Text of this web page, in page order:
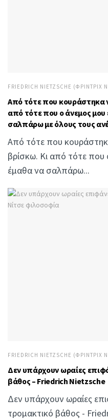
FRIEDRICH NIETZSCHE (ΦΡΊΝΤΡΙΧ
Από τότε που κουράστηκα
από τότε που ο άνεμος
σαλπάρω με όλους τους
Από τότε που
βρίσκω. Κι από τότε που
έμαθα να σαλπάρω...
FRIEDRICH NIETZSCHE (ΦΡΊΝΤΡΙΧ
Δεν υπάρχουν ωραίες
βάθος – Friedrich Nietzsche
Δεν υπάρχουν ωραίες
τρομακτικό βάθος -